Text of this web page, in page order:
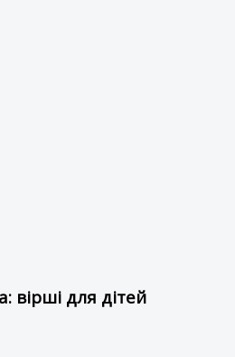
вірші для дітей